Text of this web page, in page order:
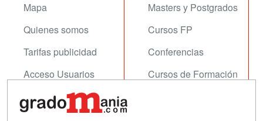
Mapa
Quienes somos
Tarifas publicidad
Acceso Usuarios
Acceso Centros
Masters y Postgrados
Cursos FP
Conferencias
Cursos de Formación